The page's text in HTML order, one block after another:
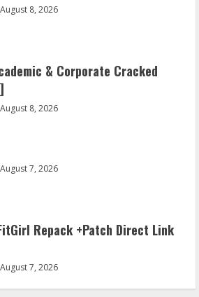
August 8, 2026
& Corporate Cracked
August 8, 2026
August 7, 2026
Repack +Patch Direct Link
August 7, 2026